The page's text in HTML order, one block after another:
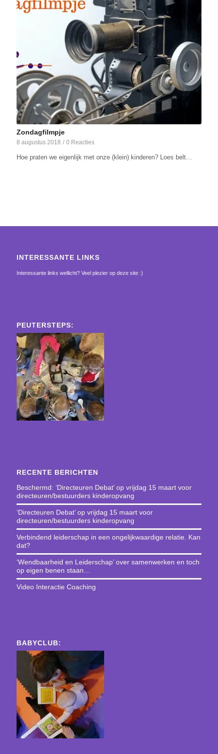
Zondagfilmpje
8 augustus 2018 / 0 Reacties
Hoe praten we eigenlijk met onze (klein) kinderen? Loes belt…
INTERESSANTE LINKS
Interessante links wellicht? Veel plezier op deze site :)
PEUTERSTEPS:
RECENTE BERICHTEN
Beschermd: ‘Directeuren Debat’ op vrijdag 15 maart voor
directeuren/bestuurders kinderopvang
‘Directeuren Debat’ op vrijdag 15 maart voor
directeuren/bestuurders kinderopvang
Verbindend leiderschap in een ongelijkwaardige relatie. Kan
dat?
‘Wendbaarheid en Leiderschap’ over samenwerken en toch
op eigen benen staan…
Video Interactie Coaching
BABYCLUB: